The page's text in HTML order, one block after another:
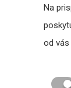
Na
od vás